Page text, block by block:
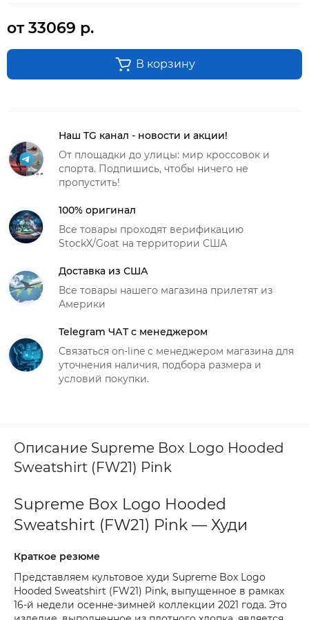
от 33069 р.
В корзину
Наш TG канал - новости и акции!
От площадки до улицы: мир кроссовок и
спорта. Подпишись, чтобы ничего не
пропустить!
100% оригинал
Все товары проходят верификацию
StockX/Goat на территории США
Доставка из США
Все товары нашего магазина прилетят из
Америки
Telegram ЧАТ с менеджером
Связаться on-line с менеджером магазина для
уточнения наличия, подбора размера и
условий покупки.
Описание Supreme Box Logo Hooded
Sweatshirt (FW21) Pink
Supreme Box Logo Hooded
Sweatshirt (FW21) Pink — Худи
Краткое резюме
Представляем культовое худи Supreme Box Logo
Hooded Sweatshirt (FW21) Pink, выпущенное в рамках
16-й недели осенне-зимней коллекции 2021 года. Это